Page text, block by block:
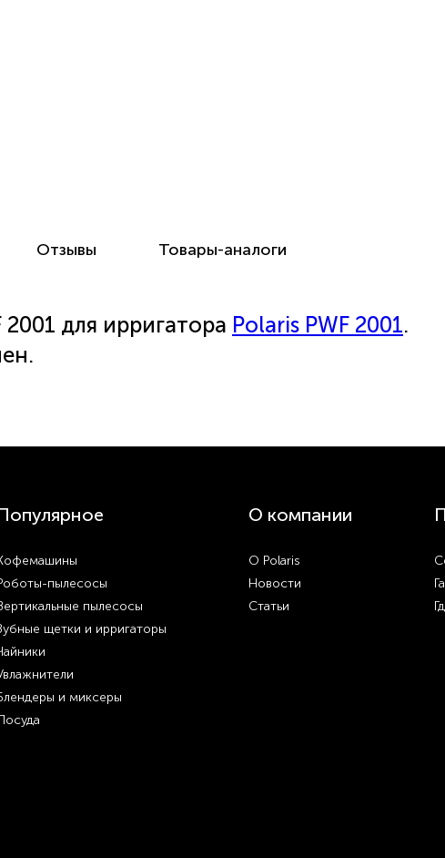
Отзывы Товары-аналоги
для ирригатора Polaris PWF 2001.
пылесосы
пылесосы
щетки и ирригаторы
и миксеры
О компании
О Polaris
Новости
Статьи